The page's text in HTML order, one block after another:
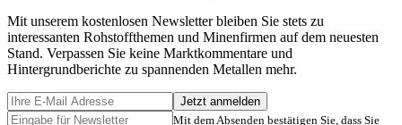
Mit unserem kostenlosen Newsletter bleiben Sie stets zu
interessanten Rohstoffthemen und Minenfirmen auf dem neuesten
Stand. Verpassen Sie keine Marktkommentare und
Hintergrundberichte zu spannenden Metallen mehr.
Jetzt anmelden
Mit dem Absenden bestätigen Sie, dass Sie